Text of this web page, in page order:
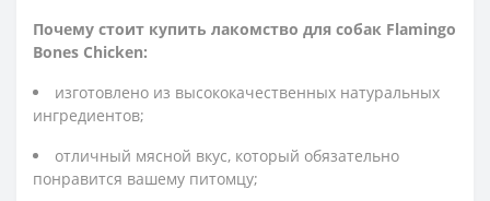
Почему стоит купить лакомство для собак Flamingo
Bones Chicken:
изготовлено из высококачественных натуральных
ингредиентов;
отличный мясной вкус, который обязательно
понравится вашему питомцу;